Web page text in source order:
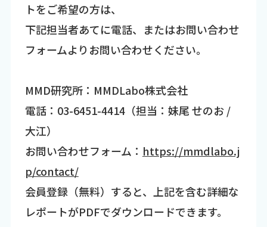
トをご希望の方は、
下記担当者あてに電話、またはお問い合わせ
フォームよりお問い合わせください。
MMD研究所：MMDLabo株式会社
電話：03-6451-4414（担当：妹尾 せのお /
大江）
お問い合わせフォーム： https://mmdlabo.j
p/contact/
会員登録（無料）すると、上記を含む詳細な
レポートがPDFでダウンロードできます。